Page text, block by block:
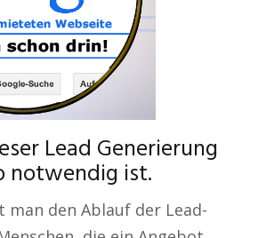
Lead Generierung
notwendig ist.
man den Ablauf der Lead-